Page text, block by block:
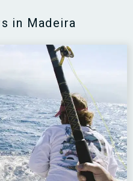
in Madeira